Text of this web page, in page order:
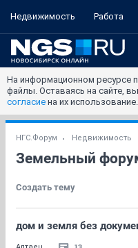
Недвижимость Работа
На информационном ресурсе
файлы. Оставаясь на сайте,
согласие на их использование.
НГС.Форум Недвижимость
Земельный
Создать тему
дом и земля без